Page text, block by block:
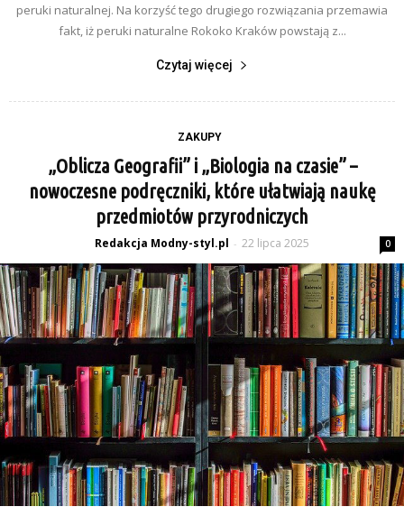
peruki naturalnej. Na korzyść tego drugiego rozwiązania przemawia
fakt, iż peruki naturalne Rokoko Kraków powstają z...
Czytaj więcej
ZAKUPY
„Oblicza Geografii” i „Biologia na czasie” –
nowoczesne podręczniki, które ułatwiają naukę
przedmiotów przyrodniczych
Redakcja Modny-styl.pl - 22 lipca 2025 0